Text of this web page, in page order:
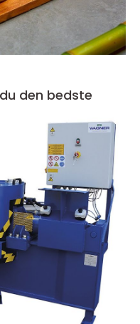
den bedste